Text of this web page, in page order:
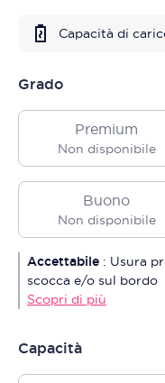
Capacità di
Grado
Premium
Non disponibile
Buono
Non disponibile
Accettabile : Usura
scocca e/o sul bordo
Scopri di più
Capacità